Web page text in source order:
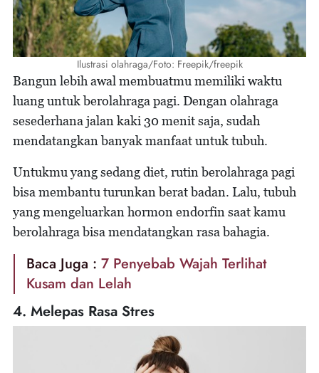
Ilustrasi olahraga/Foto: Freepik/freepik
Bangun lebih awal membuatmu memiliki waktu
luang untuk berolahraga pagi. Dengan olahraga
sesederhana jalan kaki 30 menit saja, sudah
mendatangkan banyak manfaat untuk tubuh.
Untukmu yang sedang diet, rutin berolahraga pagi
bisa membantu turunkan berat badan. Lalu, tubuh
yang mengeluarkan hormon endorfin saat kamu
berolahraga bisa mendatangkan rasa bahagia.
Baca Juga : 7 Penyebab Wajah Terlihat
Kusam dan Lelah
4. Melepas Rasa Stres